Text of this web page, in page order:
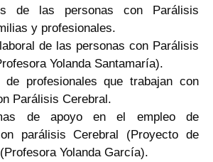
de las personas con Parálisis
y profesionales.
de las personas con Parálisis
Yolanda Santamaría).
de profesionales que trabajan con
Parálisis Cerebral.
de apoyo en el empleo de
parálisis Cerebral (Proyecto de
Yolanda García).